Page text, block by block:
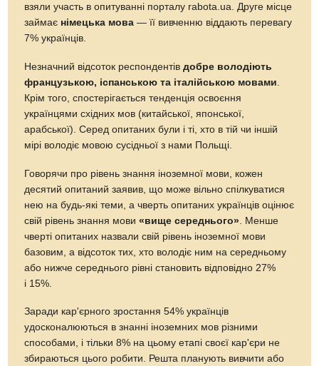
взяли участь в опитуванні порталу rabota.ua. Друге місце
займає німецька мова — її вивченню віддають перевагу
7% українців.
Незначний відсоток респондентівдобре володіють
французькою, іспанською та італійською мовами
Крім того, спостерігається тенденція освоєння
українцями східних мов (китайської, японської,
арабської). Серед опитаних були і ті, хто в тій чи іншій
мірі володіє мовою сусідньої з нами Польщі.
Говорячи про рівень знання іноземної мови, кожен
десятий опитаний заявив, що може вільно спілкуватися
нею на будь-які теми, а чверть опитаних українців оцінює
свій рівень знання мови«вище середнього» . Менше
чверті опитаних назвали свій рівень іноземної мови
базовим, а відсоток тих, хто володіє ним на середньому
або нижче середнього рівні становить відповідно 27%
і 15%.
Заради кар'єрного зростання 54% українців
удосконалюються в знанні іноземних мов різними
способами, і тільки 8% на цьому етапі своєї кар'єри не
збираються цього робити. Решта планують вивчити або